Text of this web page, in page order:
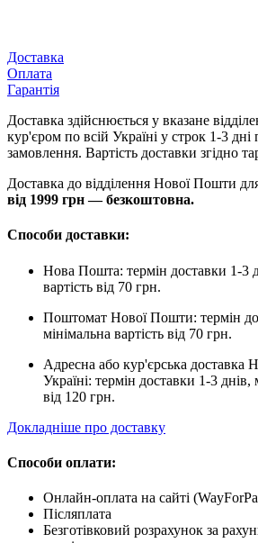
Доставка
Оплата
Гарантія
Доставка здійснюється у вказане
кур'єром по всій Україні у строк 1-3 дні
замовлення. Вартість доставки згідно
Доставка до відділення Нової Пошти
від 1999 грн — безкоштовна.
Способи доставки:
Нова Пошта: термін доставки 1-3
вартість від 70 грн.
Поштомат Нової Пошти: термін
мінімальна вартість від 70 грн.
Адресна або кур'єрська
Україні: термін доставки 1-3 днів,
від 120 грн.
Докладніше про доставку
Способи оплати:
Онлайн-оплата на сайті
Післяплата
Безготівковий розрахунок за